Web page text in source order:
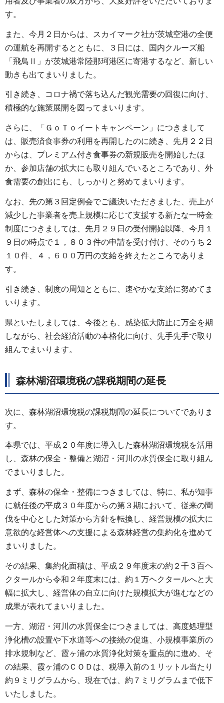
す。
また、今月２日からは、スカイマーク社が茨城空港の全便
の運航を再開するとともに、３日には、国内クルーズ船
「飛鳥Ⅱ」が茨城港常陸那珂港区に寄港するなど、新しい
動きも出てまいりました。
引き続き、コロナ禍で落ち込んだ観光需要の回復に向け、
積極的な施策展開を図ってまいります。
さらに、「ＧｏＴｏイートキャンペーン」につきまして
は、販売済食事券の利用を再開したのに続き、先月２２日
からは、プレミアム付き食事券の新規販売を開始したほ
か、参加店舗の拡大にも取り組んでいるところであり、外
食需要の創出にも、しっかりと努めてまいります。
なお、先の第３回定例会でご議決いただきました、売上が
減少した事業者を売上規模に応じて支援する新たな一時金
制度につきましては、先月２９日の受付開始以降、今月１
９日の時点で１，８０３件の申請を受け付け、そのうち２
１０件、４，６００万円の支給を終えたところでありま
す。
引き続き、制度の周知とともに、速やかな支給に努めてま
いります。
県といたしましては、今後とも、感染拡大防止に万全を期
しながら、社会経済活動の本格化に向け、先手先手で取り
組んでまいります。
森林湖沼環境税の課税期間の延長
次に、森林湖沼環境税の課税期間の延長についてでありま
す。
本県では、平成２０年度に導入した森林湖沼環境税を活用
し、森林の保全・整備と湖沼・河川の水質保全に取り組ん
でまいりました。
まず、森林の保全・整備につきましては、特に、私が知事
に就任後の平成３０年度からの第３期において、従来の間
伐を中心とした対策から方針を転換し、経営規模の拡大に
意欲的な経営体への支援による森林経営の集約化を進めて
まいりました。
その結果、集約化面積は、平成２９年度末の約２千３百ヘ
クタールから令和２年度末には、約１万ヘクタールへと大
幅に拡大し、経営体の自立に向けた規模拡大が進むなどの
成果が表れてまいりました。
一方、湖沼・河川の水質保全につきましては、高度処理型
浄化槽の設置や下水道等への接続の促進、小規模事業所の
排水規制など、霞ヶ浦の水質浄化対策を重点的に進め、そ
の結果、霞ヶ浦のＣＯＤは、税導入前の１リットル当たり
約９ミリグラムから、現在では、約７ミリグラムまで低下
いたしました。